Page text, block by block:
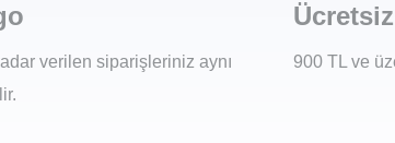
verilen siparişleriniz aynı
900 TL ve